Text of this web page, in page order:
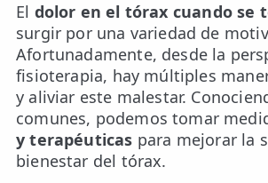
El dolor en el tórax cuando se
surgir por una variedad de
Afortunadamente, desde la
fisioterapia, hay múltiples
y aliviar este malestar.
comunes, podemos tomar
y terapéuticas para mejorar la
bienestar del tórax.